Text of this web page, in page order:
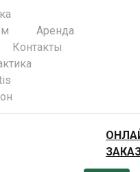
Аренда
Контакты